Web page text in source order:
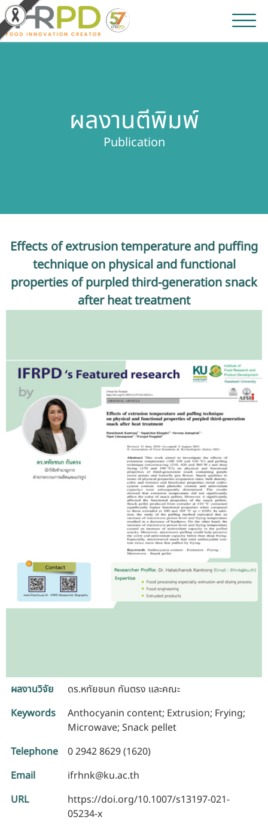
ผลิตภัณฑ์และจำหน่าย
เกี่ยวกับสถาบัน
บุคลากรสถาบัน
รับข้อร้องเรียนและข้อเสนอแนะ
ระบบสารสนเทศ (ใน)
สายตรงผู้บริหาร
ผลงานตีพิมพ์
Publication
Effects of extrusion temperature and puffing
technique on physical and functional
properties of purpled third-generation snack
after heat treatment
ผลงานวิจัย
ดร.หทัยชนก กันตรง และคณะ
Keywords
Anthocyanin content; Extrusion; Frying;
Microwave; Snack pellet
Telephone
0 2942 8629 (1620)
Email
ifrhnk@ku.ac.th
URL
https://doi.org/10.1007/s13197-021-
05234-x